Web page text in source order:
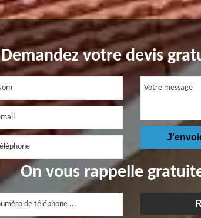
Demandez votre devis
On vous rappelle